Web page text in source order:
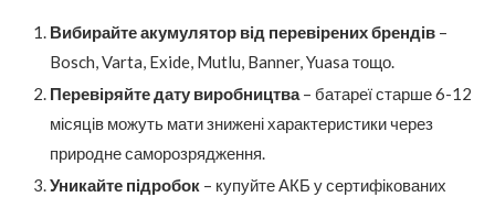
Вибирайте акумулятор від перевірених брендів –
Bosch, Varta, Exide, Mutlu, Banner, Yuasa тощо.
Перевіряйте дату виробництва– батареї старше 6-12
місяців можуть мати знижені характеристики через
природне саморозрядження.
Уникайте підробок – купуйте АКБ у сертифікованих